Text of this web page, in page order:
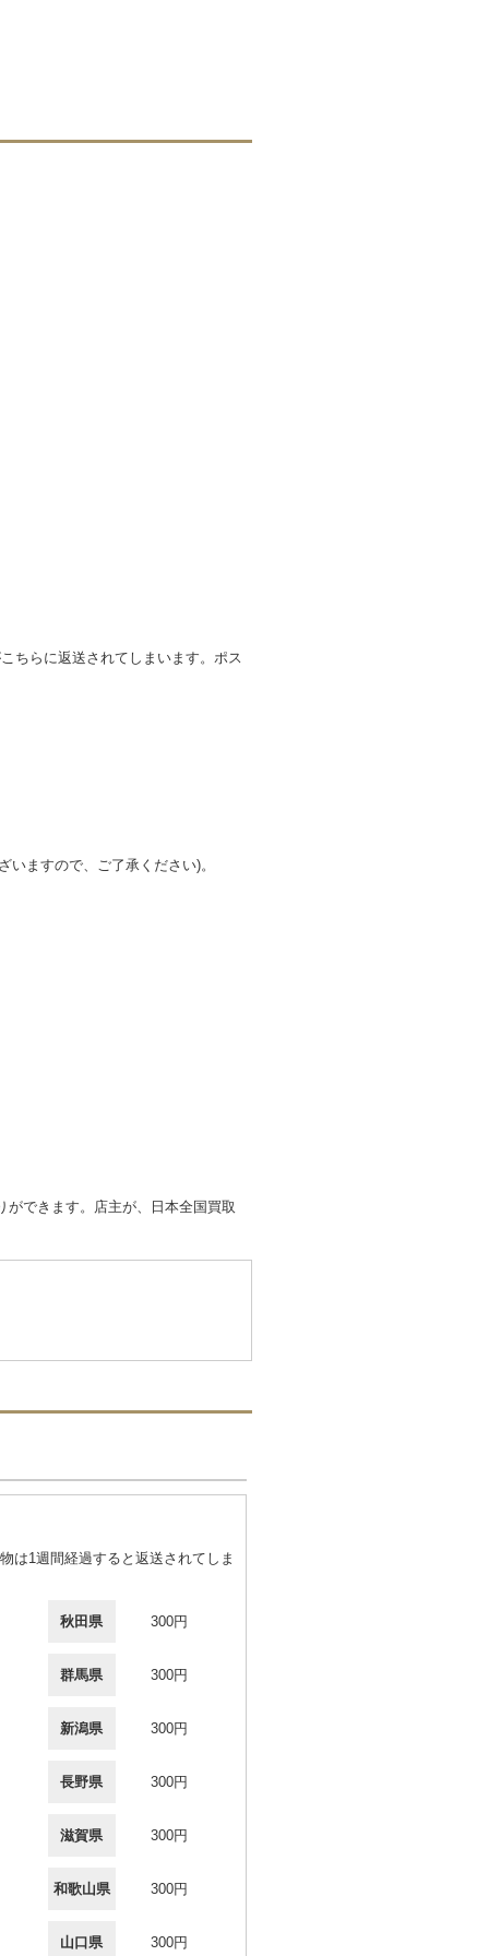
ちらに返送されてしまいます。ポス
ますので、ご了承ください)。
できます。店主が、日本全国買取
は1週間経過すると返送されてしま
秋田県 300円
群馬県 300円
新潟県 300円
長野県 300円
滋賀県 300円
和歌山県 300円
山口県 300円